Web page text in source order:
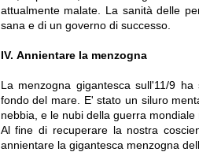
attualmente malate. La sanità delle
sana e di un governo di successo.
IV. Annientare la menzogna
La menzogna gigantesca sull'11/9
fondo del mare. E' stato un siluro
nebbia, e le nubi della guerra
Al fine di recuperare la nostra
annientare la gigantesca menzogna